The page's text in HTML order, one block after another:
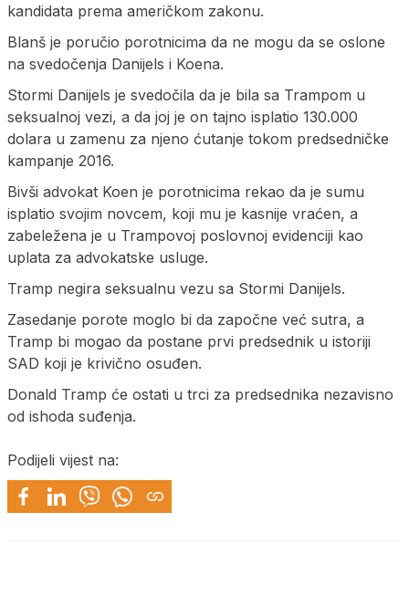
kandidata prema američkom zakonu.
Blanš je poručio porotnicima da ne mogu da se oslone
na svedočenja Danijels i Koena.
Stormi Danijels je svedočila da je bila sa Trampom u
seksualnoj vezi, a da joj je on tajno isplatio 130.000
dolara u zamenu za njeno ćutanje tokom predsedničke
kampanje 2016.
Bivši advokat Koen je porotnicima rekao da je sumu
isplatio svojim novcem, koji mu je kasnije vraćen, a
zabeležena je u Trampovoj poslovnoj evidenciji kao
uplata za advokatske usluge.
Tramp negira seksualnu vezu sa Stormi Danijels.
Zasedanje porote moglo bi da započne već sutra, a
Tramp bi mogao da postane prvi predsednik u istoriji
SAD koji je krivično osuđen.
Donald Tramp će ostati u trci za predsednika nezavisno
od ishoda suđenja.
Podijeli vijest na: